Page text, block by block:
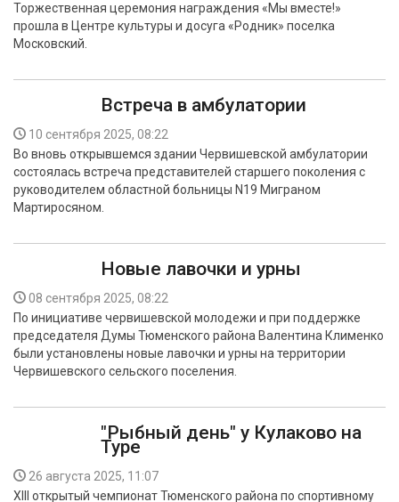
Торжественная церемония награждения «Мы вместе!»
прошла в Центре культуры и досуга «Родник» поселка
Московский.
Встреча в амбулатории
10 сентября 2025, 08:22
Во вновь открывшемся здании Червишевской амбулатории
состоялась встреча представителей старшего поколения с
руководителем областной больницы N19 Миграном
Мартиросяном.
Новые лавочки и урны
08 сентября 2025, 08:22
По инициативе червишевской молодежи и при поддержке
председателя Думы Тюменского района Валентина Клименко
были установлены новые лавочки и урны на территории
Червишевского сельского поселения.
"Рыбный день" у Кулаково на
Туре
26 августа 2025, 11:07
XIII открытый чемпионат Тюменского района по спортивному